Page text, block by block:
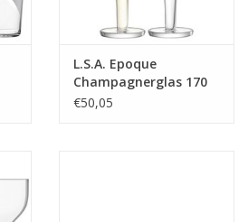
L.S.A. Epoque
Champagnerglas 170
ml 2er-Set
€50,05